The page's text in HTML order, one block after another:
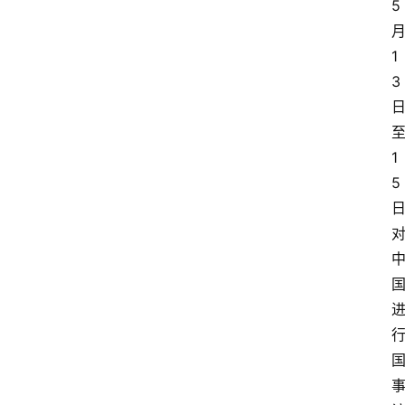
5
月
1
3
日
至
1
5
日
对
中
国
进
行
国
事